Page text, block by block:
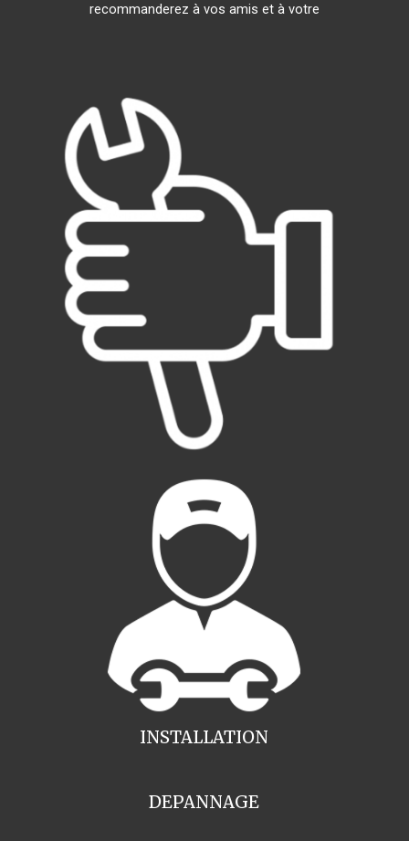
recommanderez à vos amis et à votre
INSTALLATION
DEPANNAGE